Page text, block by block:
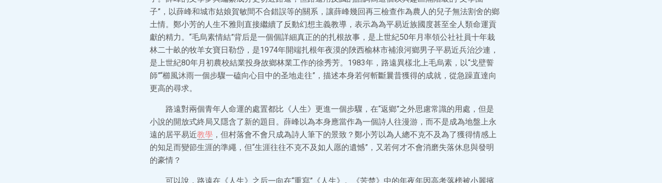
子”，以薛峰和城市姑娘賀敏間不合錯誤等的關系，讓薛峰幾回再三檢查作為農人的兒子無法割舍的鄉
土情。鄭小芳的人生不雅則直接繼續了反動幻想主義教導，表示為為平易近族國度甚至全人類命運貢
獻的精力。“毛烏素情結”背后是一個個詳細真正的的扎根故事，是上世紀50年月率領公社社員十年栽
林二十畝的牧羊女寶日勒岱，是1974年開端扎根年夜漠的陜西榆林市補浪河鄉男子平易近兵治沙連，
是上世紀80年月初農校結業投身故鄉林業工作的徐秀芳。1983年，路遠異樣北上毛烏素，以“戈壁誓
師”“櫛風沐雨一個步驟一磕向心目中的圣地走往”，描述本身若何斬斷曩昔獲得的成就，從急躁直達向
更高的尋求。
路遠對兩個青年人命運的處置都比《人生》更進一個步驟，在“返鄉”之外思慮常識的用處，但是
小說的開放式終局又隱含了新的題目。薛峰以為本身應當作為一個詩人往漫游，而不是成為地盤上永
遠的居平易近教學 ，但村落會不會只成為詩人筆下的景致？鄭小芳以為人總不克不及為了獲得情感上
的知足而變節生涯的準繩，但“生涯往往不克不及如人愿的遺憾”，又若何才不會消磨失落休息與發明
的豪情？
可以說，路遠在《人生》之后一向在“重寫”《人生》。《苦楚》中的年夜年因高考落榜被小麗擯